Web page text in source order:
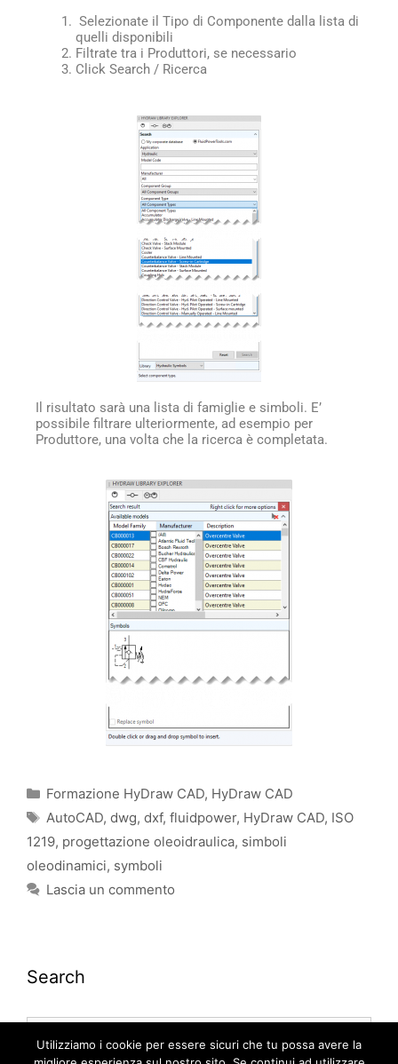
Selezionate il Tipo di Componente dalla lista di
quelli disponibili
Filtrate tra i Produttori, se necessario
Click Search / Ricerca
Il risultato sarà una lista di famiglie e simboli. E’
possibile filtrare ulteriormente, ad esempio per
Produttore, una volta che la ricerca è completata.
Formazione HyDraw CAD, HyDraw CAD
AutoCAD, dwg, dxf, fluidpower, HyDraw CAD, ISO
1219, progettazione oleoidraulica, simboli
oleodinamici, symboli
Lascia un commento
Search
Utilizziamo i cookie per essere sicuri che tu possa avere la